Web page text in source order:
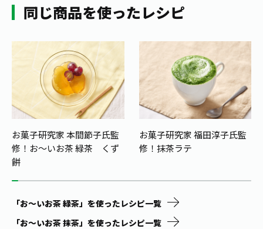
同じ商品を使ったレシピ
お菓子研究家 本間節子氏監
修！ お〜いお茶 緑茶 くず
餅
お菓子研究家 福田淳子氏監
修！ 抹茶ラテ
「お～いお茶 緑茶」を使ったレシピ一覧
「お～いお茶 抹茶」を使ったレシピ一覧